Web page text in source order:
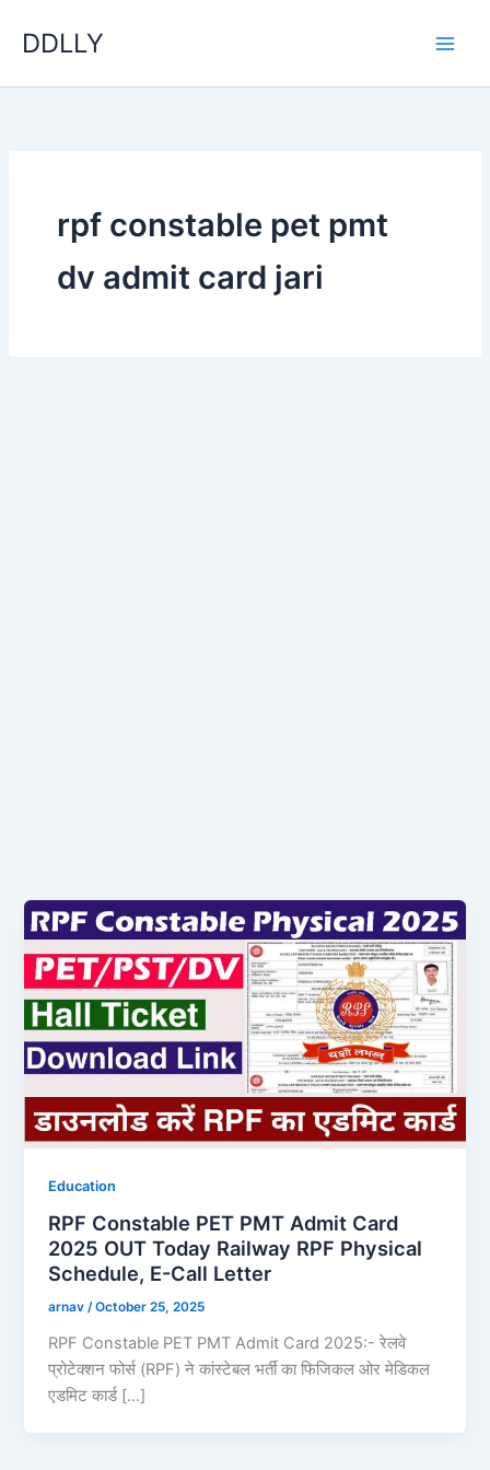
DDLLY
rpf constable pet pmt
dv admit card jari
Education
RPF Constable PET PMT Admit Card
2025 OUT Today Railway RPF Physical
Schedule, E-Call Letter
arnav/October 25, 2025
RPF Constable PET PMT Admit Card 2025:- रेलवे
प्रोटेक्शन फोर्स (RPF) ने कांस्टेबल भर्ती का फिजिकल ओर मेडिकल
एडमिट कार्ड […]